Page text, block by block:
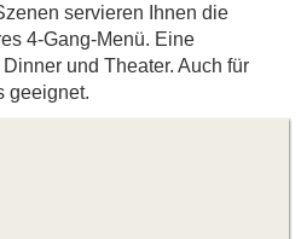
servieren Ihnen die
4-Gang-Menü. Eine
und Theater. Auch für
geeignet.